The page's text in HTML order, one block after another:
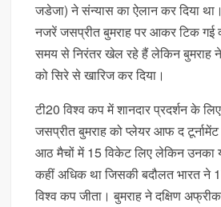
जडेजा) ने संन्यास का ऐलान कर दिया
नजरें जसप्रीत बुमराह पर आकर टिक गई
समय से निरंतर खेल रहे हैं लेकिन बुमराह
को सिरे से खारिज कर दिया।
टी20 विश्व कप में शानदार प्रदर्शन के
जसप्रीत बुमराह को प्लेयर आफ द
आठ मैचों में 15 विकेट लिए लेकिन उनका
कहीं अधिक था जिसकी बदौलत भारत ने
विश्व कप जीता। बुमराह ने दक्षिण